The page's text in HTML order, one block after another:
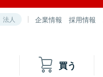
法人 企業情報 採用情報
買う